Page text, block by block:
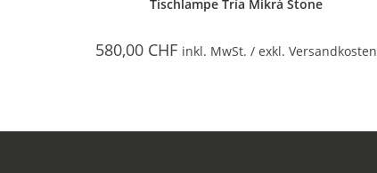
Tischlampe Tría Mikrá Stone
580,00 CHF inkl. MwSt. / exkl. Versandkosten